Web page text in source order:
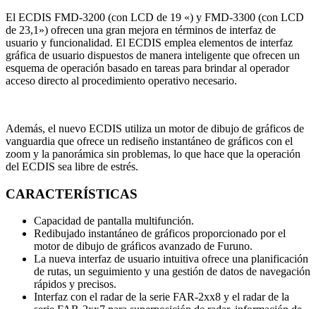
El ECDIS FMD-3200 (con LCD de 19 «) y FMD-3300 (con LCD
de 23,1») ofrecen una gran mejora en términos de interfaz de
usuario y funcionalidad. El ECDIS emplea elementos de interfaz
gráfica de usuario dispuestos de manera inteligente que ofrecen un
esquema de operación basado en tareas para brindar al operador
acceso directo al procedimiento operativo necesario.
Además, el nuevo ECDIS utiliza un motor de dibujo de gráficos de
vanguardia que ofrece un rediseño instantáneo de gráficos con el
zoom y la panorámica sin problemas, lo que hace que la operación
del ECDIS sea libre de estrés.
CARACTERÍSTICAS
Capacidad de pantalla multifunción.
Redibujado instantáneo de gráficos proporcionado por el
motor de dibujo de gráficos avanzado de Furuno.
La nueva interfaz de usuario intuitiva ofrece una planificación
de rutas, un seguimiento y una gestión de datos de navegación
rápidos y precisos.
Interfaz con el radar de la serie FAR-2xx8 y el radar de la